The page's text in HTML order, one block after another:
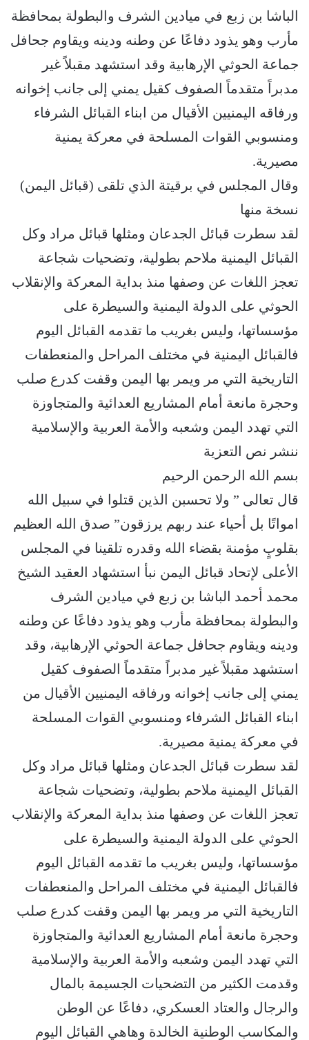
الباشا بن زبع في ميادين الشرف والبطولة بمحافظة
مأرب وهو يذود دفاعًا عن وطنه ودينه ويقاوم جحافل
جماعة الحوثي الإرهابية وقد استشهد مقبلاً غير
مدبراً متقدماً الصفوف كقيل يمني إلى جانب إخوانه
ورفاقه اليمنيين الأقيال من ابناء القبائل الشرفاء
ومنسوبي القوات المسلحة في معركة يمنية
مصيرية.
وقال المجلس في برقيتة الذي تلقى (قبائل اليمن)
نسخة منها
لقد سطرت قبائل الجدعان ومثلها قبائل مراد وكل
القبائل اليمنية ملاحم بطولية، وتضحيات شجاعة
تعجز اللغات عن وصفها منذ بداية المعركة والإنقلاب
الحوثي على الدولة اليمنية والسيطرة على
مؤسساتها، وليس بغريب ما تقدمه القبائل اليوم
فالقبائل اليمنية في مختلف المراحل والمنعطفات
التاريخية التي مر ويمر بها اليمن وقفت كدرع صلب
وحجرة مانعة أمام المشاريع العدائية والمتجاوزة
التي تهدد اليمن وشعبه والأمة العربية والإسلامية
ننشر نص التعزية
بسم الله الرحمن الرحيم
قال تعالى ” ولا تحسبن الذين قتلوا في سبيل الله
امواتًا بل أحياء عند ربهم يرزقون” صدق الله العظيم
بقلوبٍ مؤمنة بقضاء الله وقدره تلقينا في المجلس
الأعلى لإتحاد قبائل اليمن نبأ استشهاد العقيد الشيخ
محمد أحمد الباشا بن زبع في ميادين الشرف
والبطولة بمحافظة مأرب وهو يذود دفاعًا عن وطنه
ودينه ويقاوم جحافل جماعة الحوثي الإرهابية، وقد
استشهد مقبلاً غير مدبراً متقدماً الصفوف كقيل
يمني إلى جانب إخوانه ورفاقه اليمنيين الأقيال من
ابناء القبائل الشرفاء ومنسوبي القوات المسلحة
في معركة يمنية مصيرية.
لقد سطرت قبائل الجدعان ومثلها قبائل مراد وكل
القبائل اليمنية ملاحم بطولية، وتضحيات شجاعة
تعجز اللغات عن وصفها منذ بداية المعركة والإنقلاب
الحوثي على الدولة اليمنية والسيطرة على
مؤسساتها، وليس بغريب ما تقدمه القبائل اليوم
فالقبائل اليمنية في مختلف المراحل والمنعطفات
التاريخية التي مر ويمر بها اليمن وقفت كدرع صلب
وحجرة مانعة أمام المشاريع العدائية والمتجاوزة
التي تهدد اليمن وشعبه والأمة العربية والإسلامية
وقدمت الكثير من التضحيات الجسيمة بالمال
والرجال والعتاد العسكري، دفاعًا عن الوطن
والمكاسب الوطنية الخالدة وهاهي القبائل اليوم